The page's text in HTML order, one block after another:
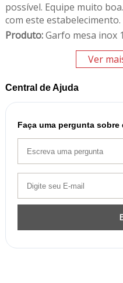
possível. Equipe muito
com este estabelecimento.
Produto:Garfo mesa inox
Ver
Central de Ajuda
Faça uma pergunta sobre